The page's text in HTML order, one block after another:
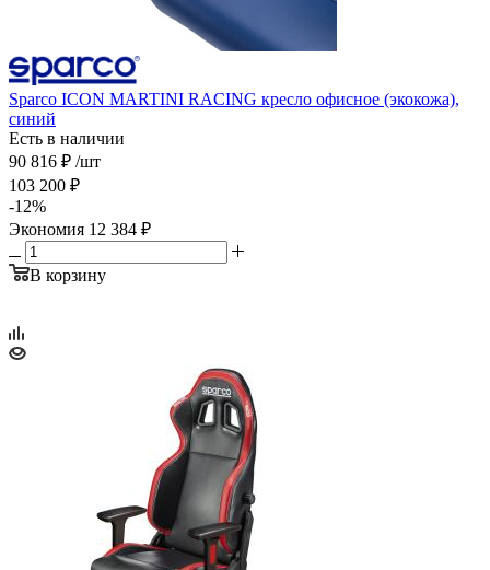
Sparco ICON MARTINI RACING кресло офисное (экокожа),
синий
Есть в наличии
90 816 ₽ /шт
103 200 ₽
-12%
Экономия 12 384 ₽
В корзину